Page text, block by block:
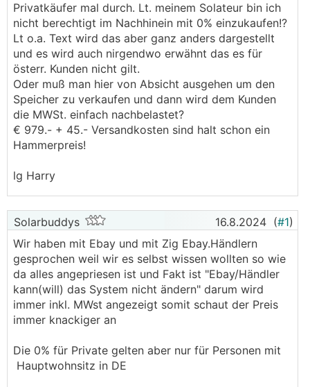
Privatkäufer mal durch. Lt. meinem Solateur bin ich
nicht berechtigt im Nachhinein mit 0% einzukaufen!?
Lt o.a. Text wird das aber ganz anders dargestellt
und es wird auch nirgendwo erwähnt das es für
österr. Kunden nicht gilt.
Oder muß man hier von Absicht ausgehen um den
Speicher zu verkaufen und dann wird dem Kunden
die MWSt. einfach nachbelastet?
€ 979.- + 45.- Versandkosten sind halt schon ein
Hammerpreis!
lg Harry
Solarbuddys 16.8.2024 (#1)
Wir haben mit Ebay und mit Zig Ebay.Händlern
gesprochen weil wir es selbst wissen wollten so wie
da alles angepriesen ist und Fakt ist "Ebay/Händler
kann(will) das System nicht ändern" darum wird
immer inkl. MWst angezeigt somit schaut der Preis
immer knackiger an
Die 0% für Private gelten aber nur für Personen mit
Hauptwohnsitz in DE